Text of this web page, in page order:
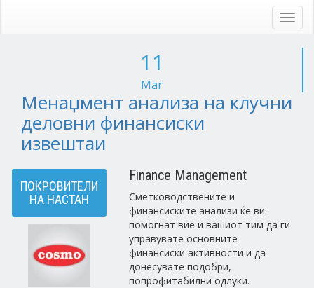
11
Mar
Менаџмент анализа на клучни
деловни финансиски
извештаи
ПОКРОВИТЕЛИ
НА НАСТАН
Finance Management
Сметководствените и
финансиските анализи ќе ви
помогнат вие и вашиот тим да ги
управувате основните
финансиски активности и да
донесувате подобри,
попрофитабилни одлуки.